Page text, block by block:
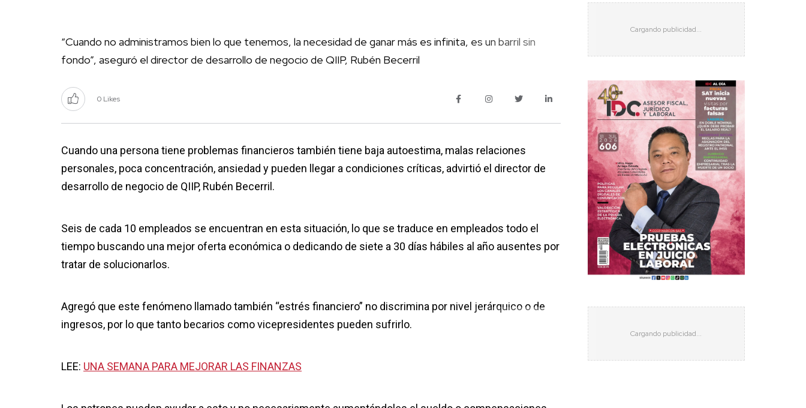
“Cuando no administramos bien lo que tenemos, la necesidad de ganar más es infinita, es un barril sin
fondo”, aseguró el director de desarrollo de negocio de QIIP, Rubén Becerril
0 Likes
Cuando una persona tiene problemas financieros también tiene baja autoestima, malas relaciones
personales, poca concentración, ansiedad y pueden llegar a condiciones críticas, advirtió el director de
desarrollo de negocio de QIIP, Rubén Becerril.
Seis de cada 10 empleados se encuentran en esta situación, lo que se traduce en empleados todo el
tiempo buscando una mejor oferta económica o dedicando de siete a 30 días hábiles al año ausentes por
tratar de solucionarlos.
Agregó que este fenómeno llamado también “estrés financiero” no discrimina por nivel jerárquico o de
ingresos, por lo que tanto becarios como vicepresidentes pueden sufrirlo.
LEE: UNA SEMANA PARA MEJORAR LAS FINANZAS